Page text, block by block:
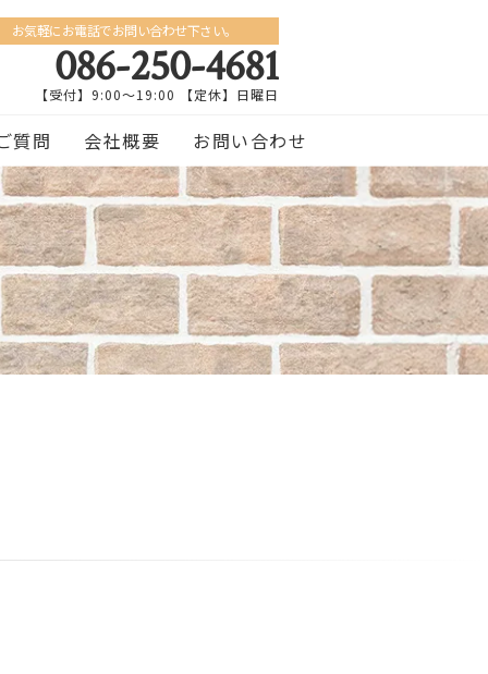
お気軽にお電話でお問い合わせ下さい。
086-250-4681
【受付】9:00〜19:00 【定休】日曜日
質問 会社概要 お問い合わせ